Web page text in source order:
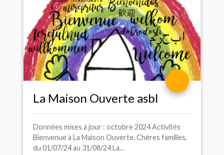
La Maison Ouverte asbl
Données mises à jour : octobre 2024 Activités
Bienvenue à La Maison Ouverte. Chères familles,
du 01/07/24 au 31/08/24 La...